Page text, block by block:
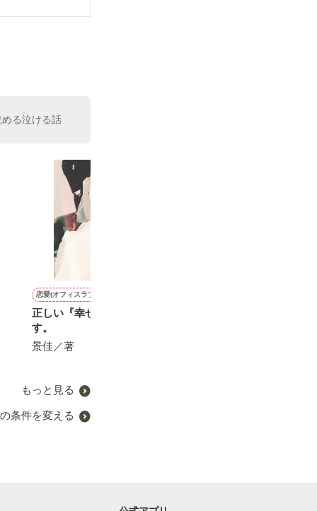
居まで提案
る泣ける話
恋愛(オフィスラブ)
正しい『幸せ』保証致しま
す。
景佳／著
もっと見る
条件を変える